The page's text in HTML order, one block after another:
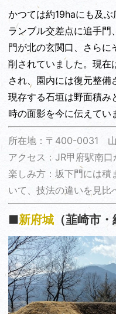
かつては約19haにも及
ランブル交差点に追手門
門が北の玄関口、さらに
削されていました。現在
され、園内には復元整備
現存する石垣は野面積み
時の面影を今に伝えてい
所在地：〒400-0031
アクセス：JR甲府駅南
楽しみ方：坂下門には積
いて、技法の違いを見比
■新府城 （韮崎市